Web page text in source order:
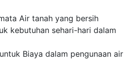
Air tanah yang bersih
kebutuhan sehari-hari dalam
Biaya dalam pengunaan air